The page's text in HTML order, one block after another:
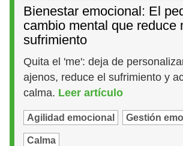
Bienestar emocional: El
cambio mental que reduce
sufrimiento
Quita el 'me': deja de
ajenos, reduce el sufrimiento y
calma. Leer artículo
Agilidad emocional Gestión
Calma